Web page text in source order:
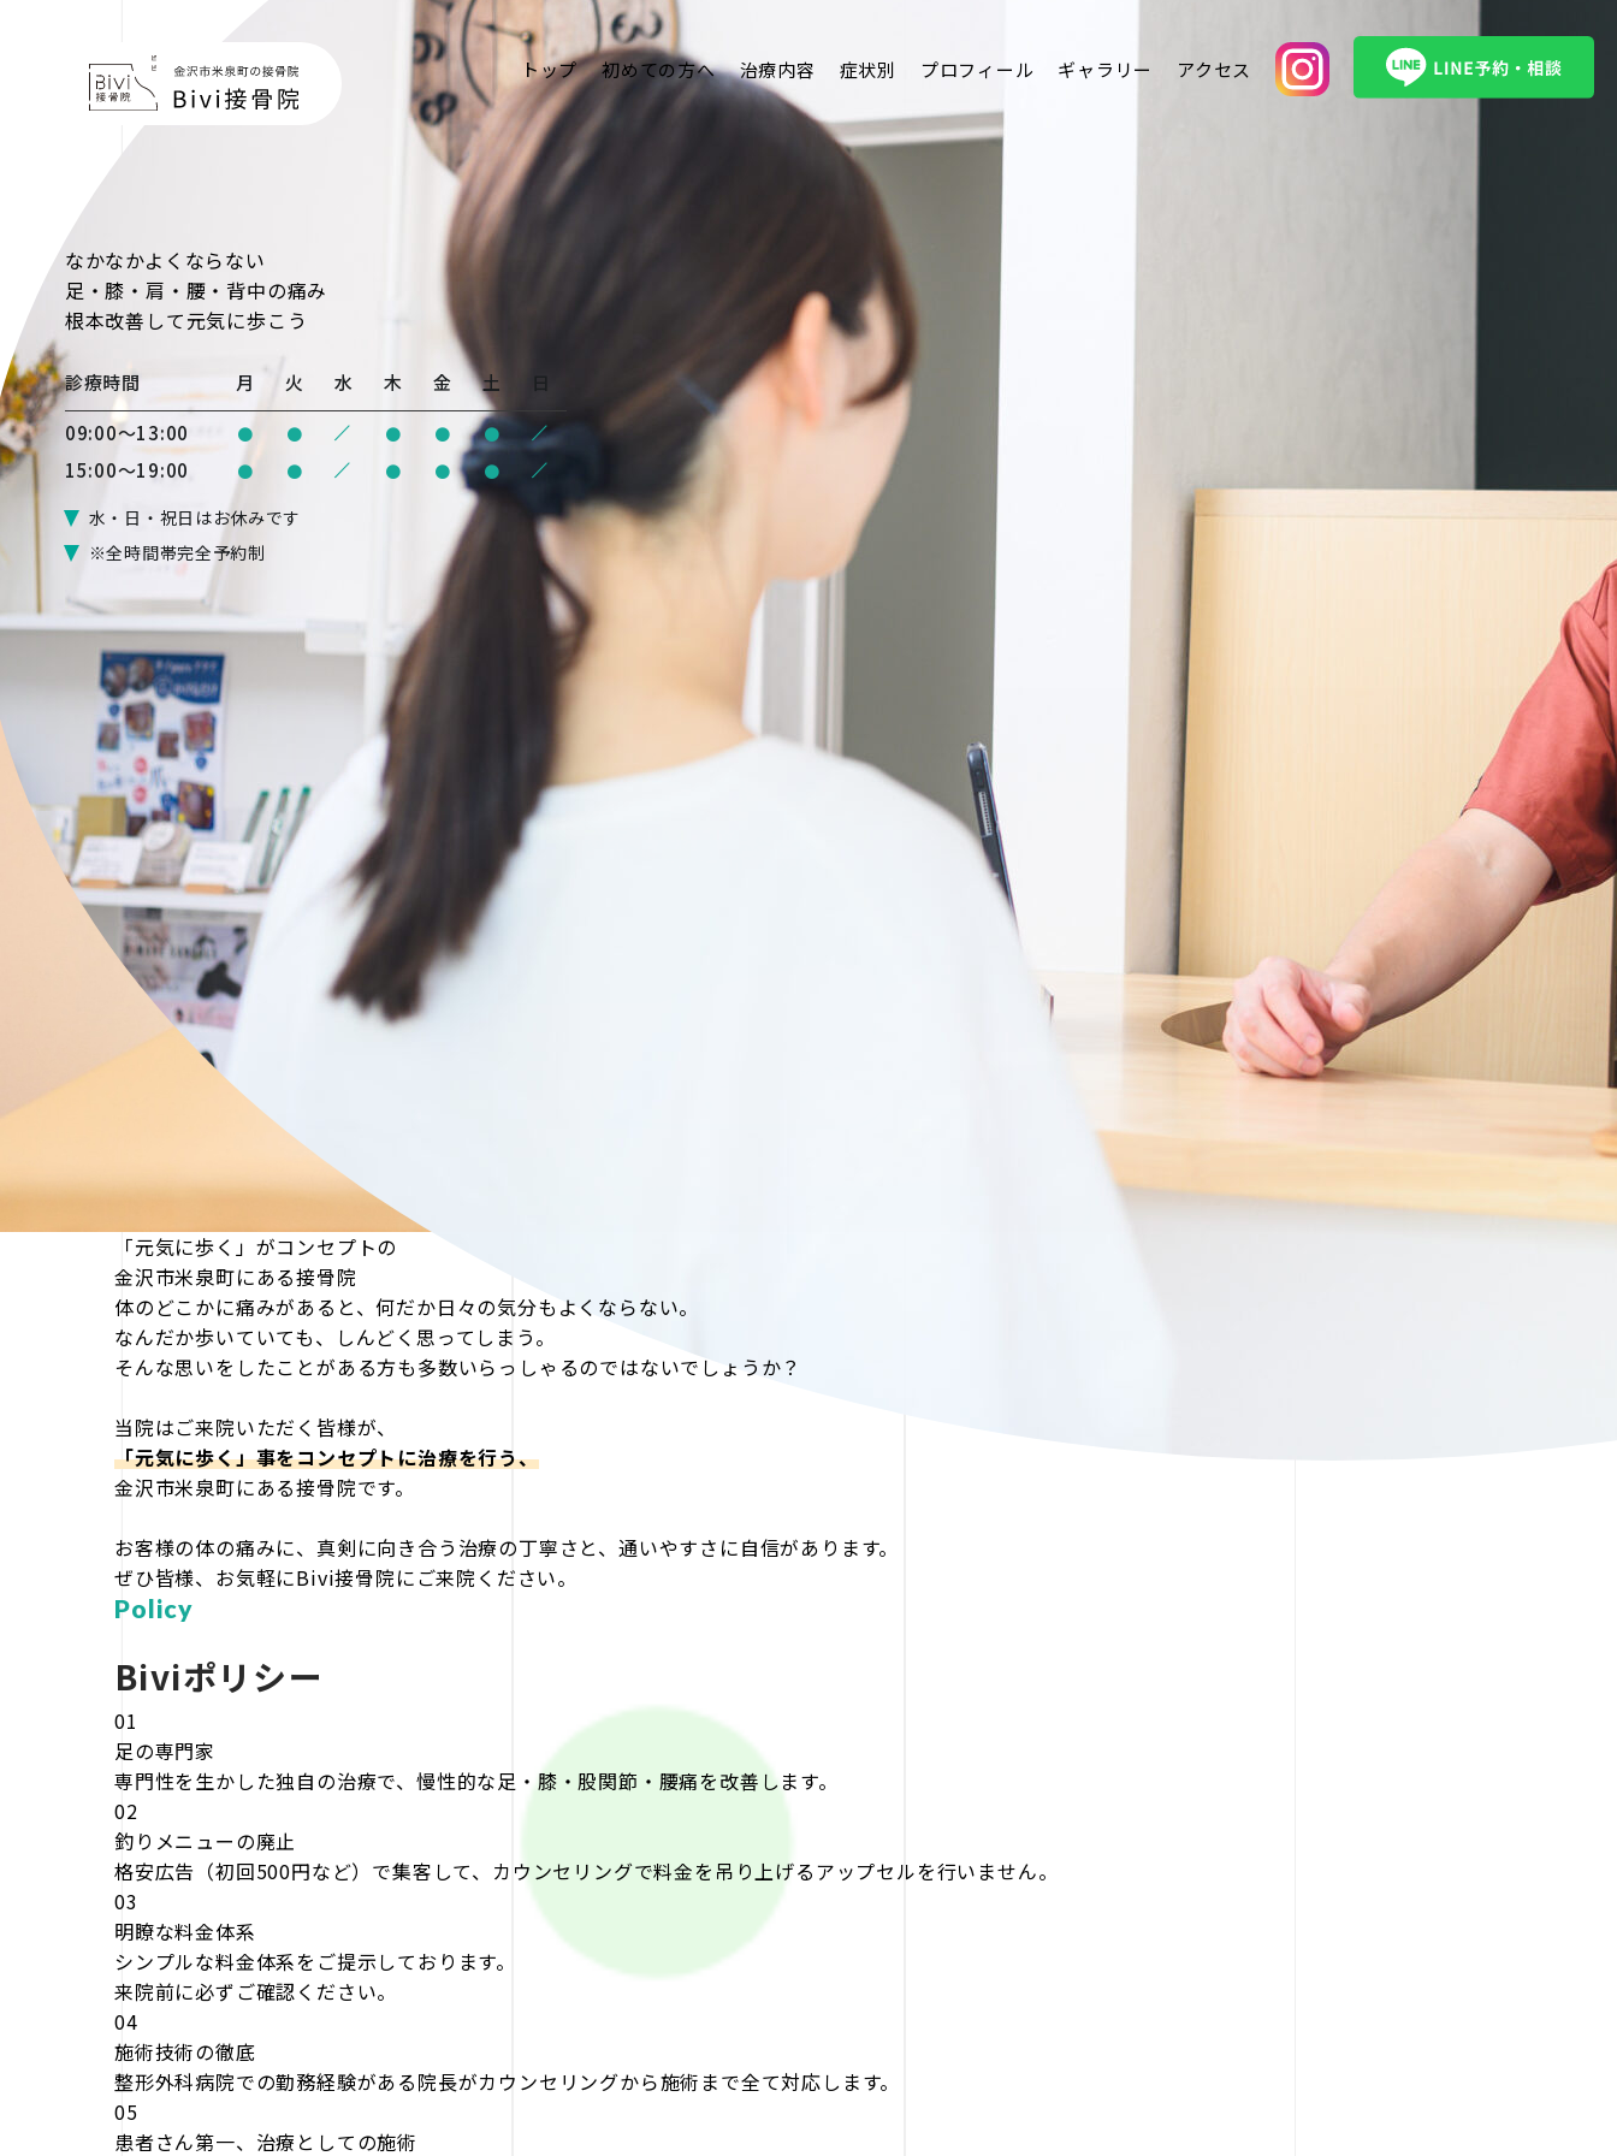
トップ 初めての方へ 治療内容 症状別 プロフィール ギャラリー アクセス
なかなかよくならない
足・膝・肩・腰・背中の痛み
根本改善 して元気に歩こう
診療時間 月 火 水 木 金 土
日
09:00〜13:00
● ● / ● ● ● /
15:00〜19:00 ● ● / ● ● ● /
水・日・祝日はお休みです
※全時間帯完全予約制
「元気に歩く」がコンセプトの
金沢市米泉町にある接骨院
体のどこかに痛みがあると、何だか日々の気分もよくならない。
なんだか歩いていても、しんどく思ってしまう。
そんな思いをしたことがある方も多数いらっしゃるのではないでしょうか？
当院はご来院いただく皆様が、
「元気に歩く」事をコンセプトに治療を行う、
金沢市米泉町にある接骨院です。
お客様の体の痛みに、真剣に向き合う治療の丁寧さと、通いやすさに自信があります。
ぜひ皆様、お気軽にBivi接骨院にご来院ください。
Policy
Biviポリシー
01
足の専門家
専門性を生かした独自の治療で、慢性的な足・膝・股関節・腰痛を改善します。
02
釣りメニューの廃止
格安広告（初回500円など）で集客して、カウンセリングで料金を吊り上げるアップセルを行いません。
03
明瞭な料金体系
シンプルな料金体系をご提示しております。
来院前に必ずご確認ください。
04
施術技術の徹底
整形外科病院での勤務経験がある院長がカウンセリングから施術まで全て対応します。
05
患者さん第一、治療としての施術